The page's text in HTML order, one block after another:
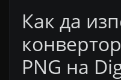
Как да
PNG на